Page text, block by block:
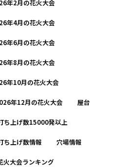
年2月の花火大会
年4月の花火大会
年6月の花火大会
年8月の花火大会
年10月の花火大会
年12月の花火大会 屋台
ち上げ数15000発以上
ち上げ数情報 穴場情報
火大会ランキング